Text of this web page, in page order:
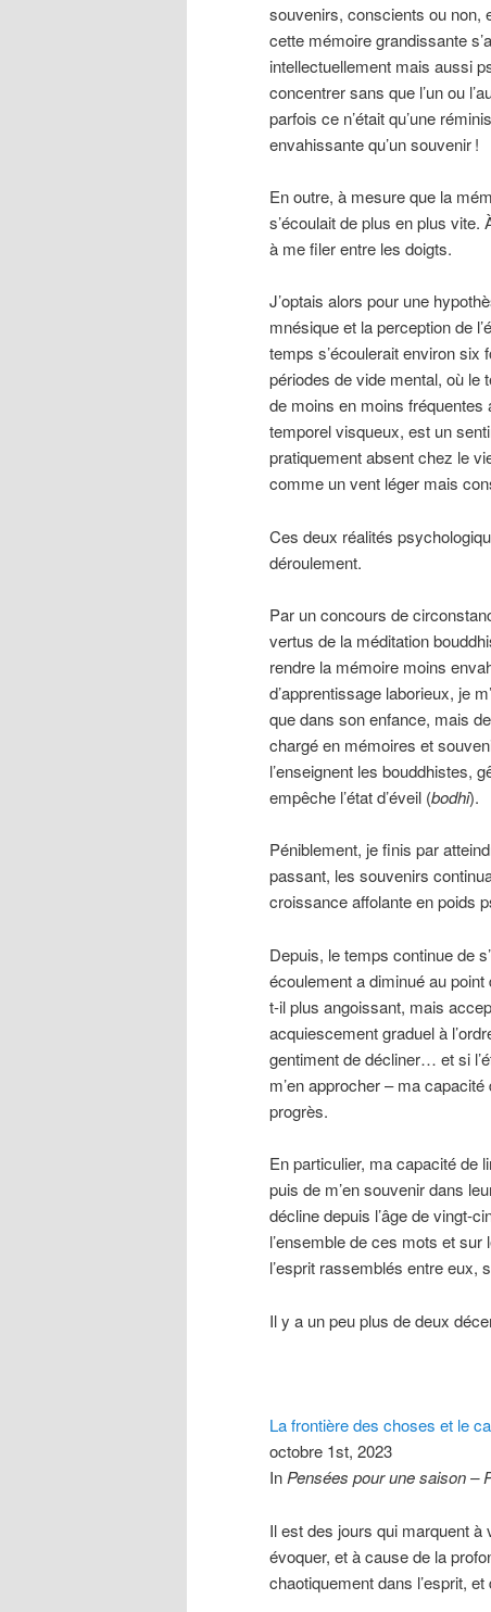
souvenirs, conscients ou non,
cette mémoire grandissante
intellectuellement mais aussi
concentrer sans que l’un ou
parfois ce n’était qu’une
envahissante qu’un souvenir!
En outre, à mesure que la
s’écoulait de plus en plus vite.
à me filer entre les doigts.
J’optais alors pour une
mnésique et la perception de
temps s’écoulerait environ
périodes de vide mental, où le
de moins en moins fréquentes
temporel visqueux, est un
pratiquement absent chez le
comme un vent léger mais
Ces deux réalités
déroulement.
Par un concours de
vertus de la méditation
rendre la mémoire moins
d’apprentissage laborieux, je
que dans son enfance, mais
chargé en mémoires et
l’enseignent les bouddhistes,
empêche l’état d’éveil (bodhi).
Péniblement, je finis par
passant, les souvenirs
croissance affolante en poids
Depuis, le temps continue de
écoulement a diminué au point
t-il plus angoissant, mais
acquiescement graduel à
gentiment de décliner… et si
m’en approcher – ma
progrès.
En particulier, ma capacité de
puis de m’en souvenir dans
décline depuis l’âge de vingt-
l’ensemble de ces mots et
l’esprit rassemblés entre eux,
Il y a un peu plus de deux
La frontière des choses et le
octobre 1st, 2023
InPensées pour une saison –
Il est des jours qui marquent
évoquer, et à cause de la
chaotiquement dans l’esprit,